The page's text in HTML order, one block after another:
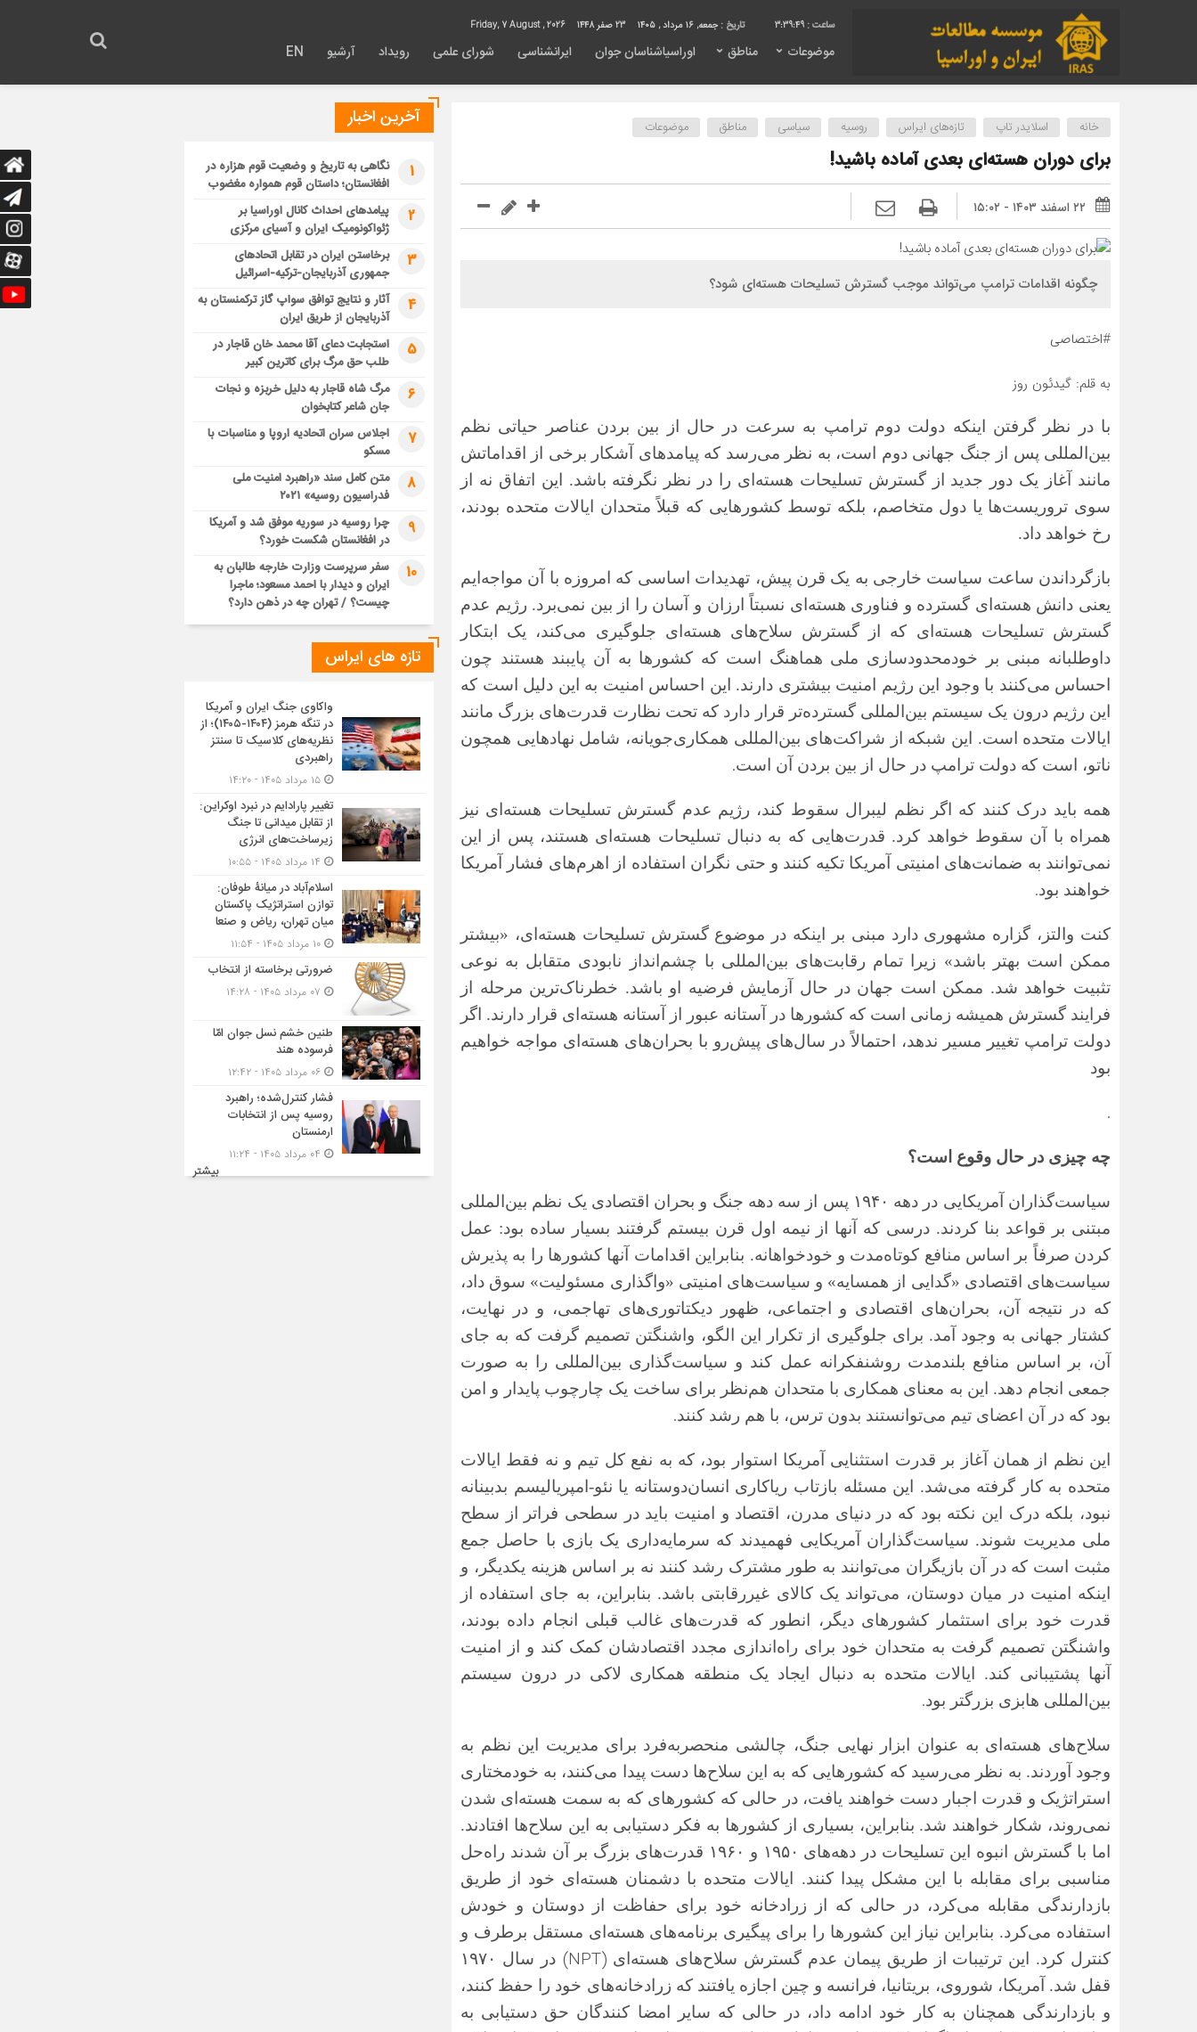
3:39:50 تاریخ : جمعه, ۱۶ مرداد , ۱۴۰۵ 23 صفر 1448
موضوعات مناطق اوراسیاشناسان جوان ایرانشناسی شورای علمی رویداد آرشیو EN
خانه اسلایدر تاپ تازه‌های ایراس روسیه سیاسی مناطق موضوعات
برای دوران هسته‌ای بعدی آماده باشید!
۲۲ اسفند ۱۴۰۳ - ۱۵:۰۲
چگونه اقدامات ترامپ می‌تواند موجب گسترش تسلیحات هسته‌ای شود؟
#اختصاصی
به قلم: گیدئون روز
با در نظر گرفتن اینکه دولت دوم ترامپ به سرعت در حال از بین بردن عناصر حیاتی نظم
بین‌المللی پس از جنگ جهانی دوم است، به نظر می‌رسد که پیامدهای آشکار برخی از اقداماتش
مانند آغاز یک دور جدید از گسترش تسلیحات هسته‌ای را در نظر نگرفته باشد. این اتفاق نه از
سوی تروریست‌ها یا دول متخاصم، بلکه توسط کشورهایی که قبلاً متحدان ایالات متحده بودند،
رخ خواهد داد.
بازگرداندن ساعت سیاست خارجی به یک قرن پیش، تهدیدات اساسی که امروزه با آن مواجه‌ایم
یعنی دانش هسته‌ای گسترده و فناوری هسته‌ای نسبتاً ارزان و آسان را از بین نمی‌برد. رژیم عدم
گسترش تسلیحات هسته‌ای که از گسترش سلاح‌های هسته‌ای جلوگیری می‌کند، یک
ابتکار
داوطلبانه مبنی بر خودمحدودسازی ملی هماهنگ است که کشورها به آن پایبند هستند چون
احساس می‌کنند با وجود این رژیم امنیت بیشتری دارند. این احساس امنیت به این دلیل است که
این رژیم درون یک سیستم بین‌المللی گسترده‌تر قرار دارد که تحت نظارت قدرت‌های بزرگ مانند
ایالات متحده است. این شبکه از شراکت‌های بین‌المللی همکاری‌جویانه، شامل نهادهایی همچون
ناتو، است که دولت ترامپ در حال از بین بردن آن است.
همه باید درک کنند که اگر نظم لیبرال سقوط کند، رژیم عدم گسترش تسلیحات هسته‌ای نیز
همراه با آن سقوط خواهد کرد. قدرت‌هایی که به دنبال تسلیحات هسته‌ای هستند، پس از این
نمی‌توانند به ضمانت‌های امنیتی آمریکا تکیه کنند و حتی نگران استفاده از اهرم‌های فشار آمریکا
خواهند بود.
کنت والتز، گزاره مشهوری دارد مبنی بر اینکه در موضوع گسترش تسلیحات هسته‌ای، «بیشتر
ممکن است بهتر باشد» زیرا تمام رقابت‌های بین‌المللی با چشم‌انداز نابودی متقابل به نوعی
تثبیت خواهد شد. ممکن است جهان در حال آزمایش فرضیه او باشد. خطرناک‌ترین مرحله از
فرایند گسترش همیشه زمانی است که کشورها در آستانه عبور از آستانه هسته‌ای قرار دارند. اگر
دولت ترامپ تغییر مسیر ندهد، احتمالاً در سال‌های پیش‌رو با بحران‌های هسته‌ای مواجه خواهیم
بود
.
چه چیزی در حال وقوع است؟
سیاست‌گذاران آمریکایی در دهه ۱۹۴۰ پس از سه دهه جنگ و بحران اقتصادی یک نظم بین‌المللی
مبتنی بر قواعد بنا کردند. درسی که آنها از نیمه اول قرن بیستم گرفتند بسیار ساده بود: عمل
کردن صرفاً بر اساس منافع کوتاه‌مدت و خودخواهانه. بنابراین اقدامات آنها کشورها را به پذیرش
سیاست‌های اقتصادی «گدایی از همسایه» و سیاست‌های امنیتی «واگذاری مسئولیت» سوق داد،
که در نتیجه آن، بحران‌های اقتصادی و اجتماعی، ظهور دیکتاتوری‌های تهاجمی، و در نهایت،
کشتار جهانی به وجود آمد. برای جلوگیری از تکرار این الگو، واشنگتن تصمیم گرفت که به جای
آن، بر اساس منافع بلندمدت روشنفکرانه عمل کند و سیاست‌گذاری بین‌المللی را به صورت
جمعی انجام دهد. این به معنای همکاری با متحدان هم‌نظر برای ساخت یک چارچوب پایدار و امن
بود که در آن اعضای تیم می‌توانستند بدون ترس، با هم رشد کنند.
این نظم از همان آغاز بر قدرت استثنایی آمریکا استوار بود، که به نفع کل تیم و نه فقط ایالات
متحده به کار گرفته می‌شد. این مسئله بازتاب ریاکاری انسان‌دوستانه یا نئو-امپریالیسم بدبینانه
نبود، بلکه درک این نکته بود که در دنیای مدرن، اقتصاد و امنیت باید در سطحی فراتر از سطح
ملی مدیریت شوند. سیاست‌گذاران آمریکایی فهمیدند که سرمایه‌داری یک بازی با حاصل جمع
مثبت است که در آن بازیگران می‌توانند به طور مشترک رشد کنند نه بر اساس هزینه یکدیگر، و
اینکه امنیت در میان دوستان، می‌تواند یک کالای غیررقابتی باشد. بنابراین، به جای استفاده از
قدرت خود برای استثمار کشورهای دیگر، انطور که قدرت‌های غالب قبلی انجام داده بودند،
واشنگتن تصمیم گرفت به متحدان خود برای راه‌اندازی مجدد اقتصادشان کمک کند و از امنیت
آنها پشتیبانی کند. ایالات متحده به دنبال ایجاد یک منطقه همکاری لاکی در درون سیستم
بین‌المللی هابزی بزرگتر بود.
سلاح‌های هسته‌ای به عنوان ابزار نهایی جنگ، چالشی منحصربه‌فرد برای مدیریت این نظم به
وجود آوردند. به نظر می‌رسید که کشورهایی که به این سلاح‌ها دست پیدا می‌کنند، به خودمختاری
استراتژیک و قدرت اجبار دست خواهند یافت، در حالی که کشورهای که به سمت هسته‌ای شدن
نمی‌روند، شکار خواهند شد. بنابراین، بسیاری از کشورها به فکر دستیابی به این سلاح‌ها افتادند.
اما با گسترش انبوه این تسلیحات در دهه‌های ۱۹۵۰ و ۱۹۶۰ قدرت‌های بزرگ بر آن شدند راه‌حل
مناسبی برای مقابله با این مشکل پیدا کنند. ایالات متحده با دشمنان هسته‌ای خود از طریق
بازدارندگی مقابله می‌کرد، در حالی که از زرادخانه خود برای حفاظت از دوستان و خودش
استفاده می‌کرد. بنابراین نیاز این کشورها را برای پیگیری برنامه‌های هسته‌ای مستقل برطرف و
کنترل کرد. این ترتیبات از طریق پیمان عدم گسترش سلاح‌های هسته‌ای (NPT)
در سال ۱۹۷۰
قفل شد. آمریکا، شوروی‌، بریتانیا، فرانسه و چین اجازه یافتند که زرادخانه‌های خود را حفظ کنند،
و بازدارندگی همچنان به کار خود ادامه داد، در حالی که سایر امضا کنندگان حق دستیابی به
آخرین اخبار
1
نگاهی به تاریخ و وضعیت قوم هزاره در
افغانستان؛ داستان قوم همواره مغضوب
2
پیامدهای احداث کانال اوراسیا بر
ژئواکونومیک ایران و آسیای مرکزی
3
برخاستن ایران در تقابل اتحادهای
جمهوری آذربایجان-ترکیه-اسرائیل
4
آثار و نتایج توافق سواپ گاز ترکمنستان به
آذربایجان از طریق ایران
5
استجابت دعای آقا محمد خان قاجار در
طلب حق مرگ برای کاترین کبیر
6
مرگ شاه قاجار به دلیل خربزه و نجات
جان شاعر کتابخوان
7
اجلاس سران اتحادیه اروپا و مناسبات با
مسکو
8
متن کامل سند «راهبرد امنیت ملی
فدراسیون روسیه» ۲۰۲۱
9
چرا روسیه در سوریه موفق شد و آمریکا
در افغانستان شکست خورد؟
10
سفر سرپرست وزارت خارجه طالبان به
ایران و دیدار با احمد مسعود؛ ماجرا
چیست؟ / تهران چه در ذهن دارد؟
تازه های ایراس
واکاوی جنگ ایران و آمریکا
در تنگه هرمز (۱۴۰۴-۱۴۰۵)؛ از
نظریه‌های کلاسیک تا سنتز
راهبردی
تغییر پارادایم در نبرد اوکراین:
از تقابل میدانی تا جنگ
زیرساخت‌های انرژی
اسلام‌آباد در میانۀ طوفان:
توازن استراتژیک پاکستان
میان تهران، ریاض و صنعا
ضرورتی برخاسته از انتخاب
طنین خشم نسل جوان امّا
فرسوده هند
فشار کنترل‌شده؛ راهبرد
روسیه پس از انتخابات
ارمنستان
بیشتر